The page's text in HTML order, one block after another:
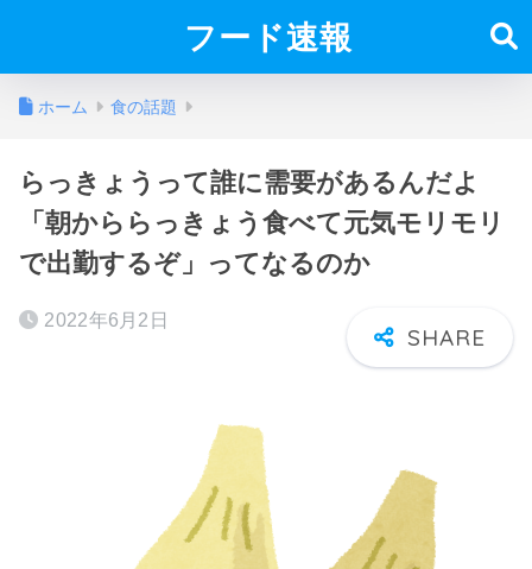
フード速報
ホーム 食の話題
らっきょうって誰に需要があるんだよ
「朝かららっきょう食べて元気モリモリ
で出勤するぞ」ってなるのか
2022年6月2日